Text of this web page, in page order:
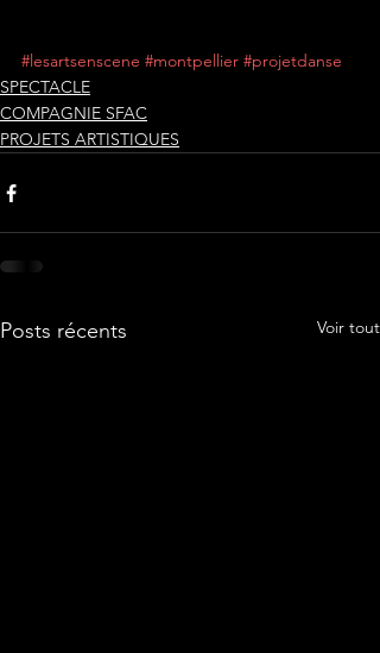
#lesartsenscene #montpellier #projetdanse
SPECTACLE
COMPAGNIE SFAC
PROJETS ARTISTIQUES
Posts récents Voir tout